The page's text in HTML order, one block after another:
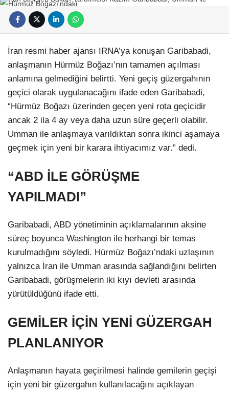
İran resmi haber ajansı IRNA’ya konuşan Garibabadi,
anlaşmanın Hürmüz Boğazı’nın tamamen açılması
anlamına gelmediğini belirtti. Yeni geçiş güzergahının
geçici olarak uygulanacağını ifade eden Garibabadi,
“Hürmüz Boğazı üzerinden geçen yeni rota geçicidir
ancak 2 ila 4 ay veya daha uzun süre geçerli olabilir.
Umman ile anlaşmaya varıldıktan sonra ikinci aşamaya
geçmek için yeni bir karara ihtiyacımız var.” dedi.
“ABD İLE GÖRÜŞME
YAPILMADI”
Garibabadi, ABD yönetiminin açıklamalarının aksine
süreç boyunca Washington ile herhangi bir temas
kurulmadığını söyledi. Hürmüz Boğazı’ndaki uzlaşının
yalnızca İran ile Umman arasında sağlandığını belirten
Garibabadi, görüşmelerin iki kıyı devleti arasında
yürütüldüğünü ifade etti.
GEMİLER İÇİN YENİ GÜZERGAH
PLANLANIYOR
Anlaşmanın hayata geçirilmesi halinde gemilerin geçişi
için yeni bir güzergahın kullanılacağını açıklayan